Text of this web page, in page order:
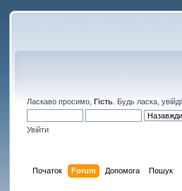
Ласкаво просимо,Гість . Будь ласка,
Увійти
Початок Forum Допомога Пошук